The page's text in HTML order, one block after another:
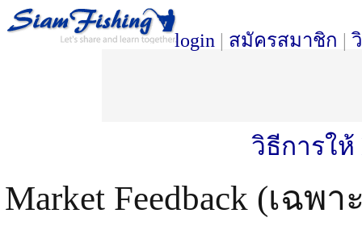
login | สมัครสมาชิก |
วิธีการให้
Market Feedback (เฉ